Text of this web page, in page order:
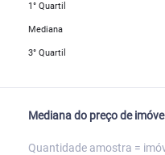
1° Quartil
Mediana
3° Quartil
Mediana do preço de
Quantidade amostra =